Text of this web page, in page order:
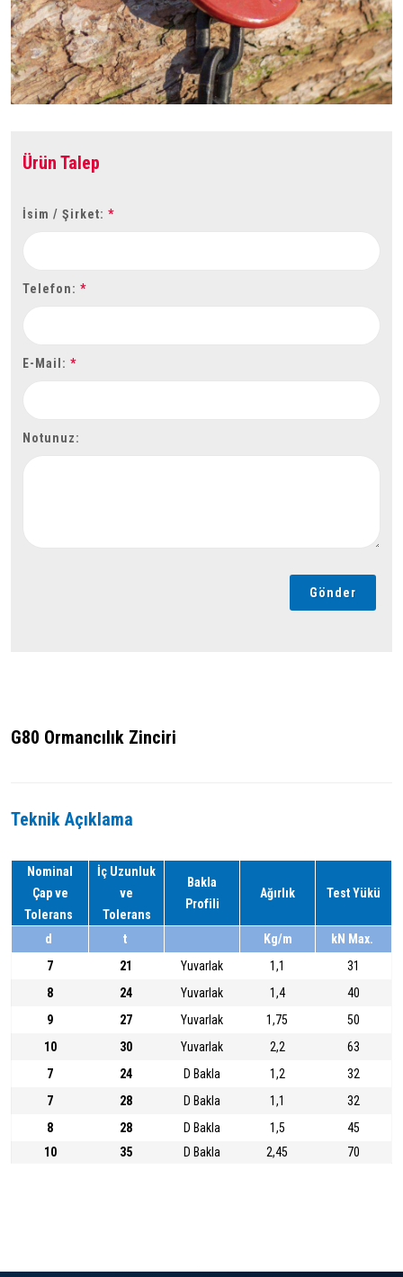
Ürün Talep
İsim / Şirket: *
Telefon: *
E-Mail: *
Notunuz:
Gönder
G80 Ormancılık Zinciri
Teknik Açıklama
Nominal
Çap ve
Tolerans
İç Uzunluk
ve
Tolerans
Bakla
Profili
Ağırlık Test Yükü
d t Kg/m
kN Max.
7
21 Yuvarlak 1,1
31
8
24 Yuvarlak 1,4
40
9
27 Yuvarlak 1,75
50
10
30 Yuvarlak 2,2
63
7
24 D Bakla 1,2
32
7
28 D Bakla 1,1
32
8
28 D Bakla 1,5
45
10
35 D Bakla 2,45 70